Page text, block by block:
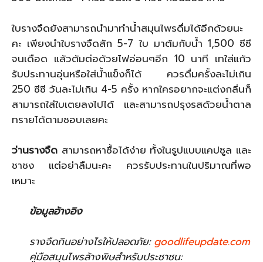
ใบรางจืดยังสามารถนำมาทำน้ำสมุนไพรดื่มได้อีกด้วยนะ
คะ เพียงนำใบรางจืดสัก 5-7 ใบ มาต้มกับน้ำ 1,500 ซีซี
จนเดือด แล้วต้มต่อด้วยไฟอ่อนๆอีก 10 นาที เทใส่แก้ว
รับประทานอุ่นหรือใส่น้ำแข็งก็ได้ ควรดื่มครั้งละไม่เกิน
250 ซีซี วันละไม่เกิน 4-5 ครั้ง หากใครอยากจะแต่งกลิ่นก็
สามารถใส่ใบเตยลงไปได้ และสามารถปรุงรสด้วยน้ำตาล
ทรายได้ตามชอบเลยคะ
ว่านรางจืด สามารถหาซื้อได้ง่าย ทั้งในรูปแบบแคปซูล และ
ชาชง แต่อย่าลืมนะคะ ควรรับประทานในปริมาณที่พอ
เหมาะ
ข้อมูลอ้างอิง
รางจืดกินอย่างไรให้ปลอดภัย:goodlifeupdate.com
คู่มือสมุนไพรล้างพิษสำหรับประชาชน: